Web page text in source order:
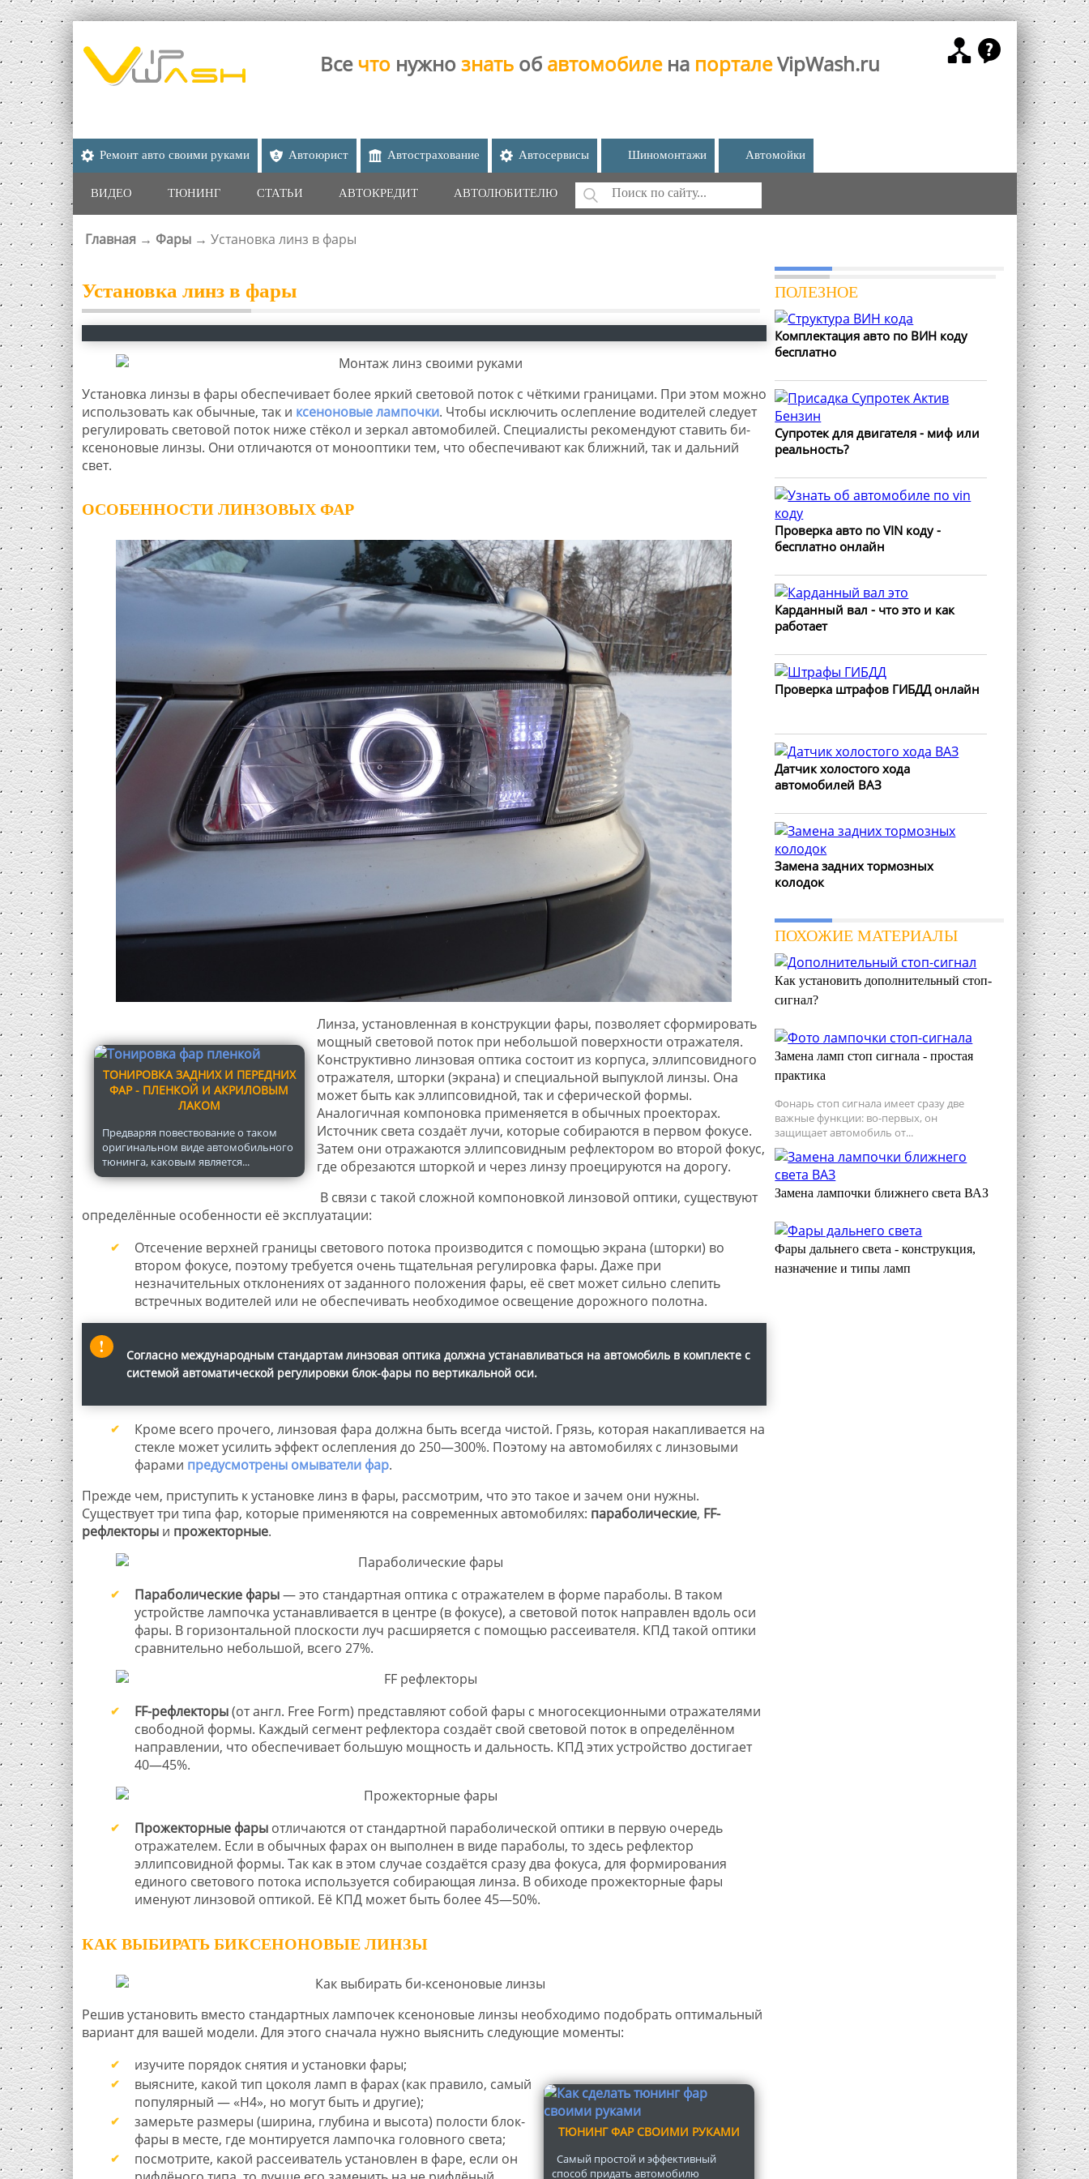
Все что нужно знать об автомобиле на порталеVipWash.ru
Ремонт авто своими руками Автоюрист Автострахование Автосервисы Шиномонтажи Автомойки
ВИДЕО ТЮНИНГ СТАТЬИ АВТОКРЕДИТ АВТОЛЮБИТЕЛЮ
ФОРМА ПОИСКА
Поиск
ВЫ ЗДЕСЬ
Главная → Фары → Установка линз в фары
Установка линз в фары
Установка линзы в фары обеспечивает более яркий световой поток с чёткими границами. При этом можно
использовать как обычные, так и ксеноновые лампочки. Чтобы исключить ослепление водителей следует
регулировать световой поток ниже стёкол и зеркал автомобилей. Специалисты рекомендуют ставить би-
ксеноновые линзы. Они отличаются от монооптики тем, что обеспечивают как ближний, так и дальний
свет.
ОСОБЕННОСТИ ЛИНЗОВЫХ ФАР
ТОНИРОВКА ЗАДНИХ И ПЕРЕДНИХ
ФАР - ПЛЕНКОЙ И АКРИЛОВЫМ
ЛАКОМ
Предваряя повествование о таком
оригинальном виде автомобильного
тюнинга, каковым является...
Линза, установленная в конструкции фары, позволяет сформировать
мощный световой поток при небольшой поверхности отражателя.
Конструктивно линзовая оптика состоит из корпуса, эллипсовидного
отражателя, шторки (экрана) и специальной выпуклой линзы. Она
может быть как эллипсовидной, так и сферической формы.
Аналогичная компоновка применяется в обычных проекторах.
Источник света создаёт лучи, которые собираются в первом фокусе.
Затем они отражаются эллипсовидным рефлектором во второй фокус,
где обрезаются шторкой и через линзу проецируются на дорогу.
В связи с такой сложной компоновкой линзовой оптики, существуют
определённые особенности её эксплуатации:
Отсечение верхней границы светового потока производится с помощью экрана (шторки) во
втором фокусе, поэтому требуется очень тщательная регулировка фары. Даже при
незначительных отклонениях от заданного положения фары, её свет может сильно слепить
встречных водителей или не обеспечивать необходимое освещение дорожного полотна.
Согласно международным стандартам линзовая оптика должна устанавливаться на автомобиль в комплекте с
системой автоматической регулировки блок-фары по вертикальной оси.
Кроме всего прочего, линзовая фара должна быть всегда чистой. Грязь, которая накапливается на
стекле может усилить эффект ослепления до 250—300%. Поэтому на автомобилях с линзовыми
фарами предусмотрены омыватели фар.
Прежде чем, приступить к установке линз в фары, рассмотрим, что это такое и зачем они нужны.
Существует три типа фар, которые применяются на современных автомобилях: параболические, FF-
рефлекторыи прожекторные.
Параболические фары— это стандартная оптика с отражателем в форме параболы. В таком
устройстве лампочка устанавливается в центре (в фокусе), а световой поток направлен вдоль оси
фары. В горизонтальной плоскости луч расширяется с помощью рассеивателя. КПД такой оптики
сравнительно небольшой, всего 27%.
FF-рефлекторы(от англ. Free Form) представляют собой фары с многосекционными отражателями
свободной формы. Каждый сегмент рефлектора создаёт свой световой поток в определённом
направлении, что обеспечивает большую мощность и дальность. КПД этих устройство достигает
40—45%.
Прожекторные фарыотличаются от стандартной параболической оптики в первую очередь
отражателем. Если в обычных фарах он выполнен в виде параболы, то здесь рефлектор
эллипсовидной формы. Так как в этом случае создаётся сразу два фокуса, для формирования
единого светового потока используется собирающая линза. В обиходе прожекторные фары
именуют линзовой оптикой. Её КПД может быть более 45—50%.
КАК ВЫБИРАТЬ БИКСЕНОНОВЫЕ ЛИНЗЫ
Решив установить вместо стандартных лампочек ксеноновые линзы необходимо подобрать оптимальный
вариант для вашей модели. Для этого сначала нужно выяснить следующие моменты:
ТЮНИНГ ФАР СВОИМИ РУКАМИ
Самый простой и эффективный
способ придать автомобилю
изучите порядок снятия и установки фары;
выясните, какой тип цоколя ламп в фарах (как правило, самый
популярный — «Н4», но могут быть и другие);
замерьте размеры (ширина, глубина и высота) полости блок-
фары в месте, где монтируется лампочка головного света;
посмотрите, какой рассеиватель установлен в фаре, если он
ПОЛЕЗНОЕ
Комплектация авто по ВИН коду
бесплатно
Супротек для двигателя - миф или
реальность?
Проверка авто по VIN коду -
бесплатно онлайн
Карданный вал - что это и как
работает
Проверка штрафов ГИБДД онлайн
Датчик холостого хода
автомобилей ВАЗ
Замена задних тормозных
колодок
ПОХОЖИЕ МАТЕРИАЛЫ
Как установить дополнительный стоп-
сигнал?
Замена ламп стоп сигнала - простая
практика
Фонарь стоп сигнала имеет сразу две
важные функции: во-первых, он
защищает автомобиль от...
Замена лампочки ближнего света ВАЗ
Фары дальнего света - конструкция,
назначение и типы ламп